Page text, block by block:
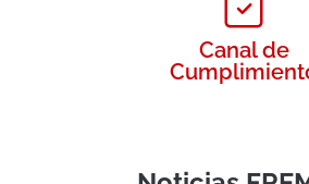
Canal de